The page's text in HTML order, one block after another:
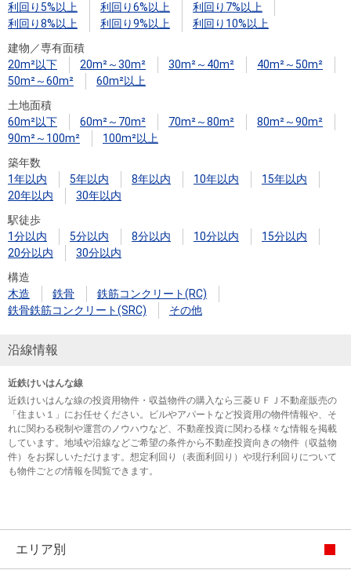
利回り5%以上
利回り6%以上
利回り7%以上
利回り8%以上
利回り9%以上
利回り10%以上
建物／専有面積
20m²以下
20m²～30m² 30m²～40m²
40m²～50m²
50m²～60m²
60m²以上
土地面積
60m²以下
60m²～70m² 70m²～80m²
80m²～90m²
90m²～100m²
100m²以上
築年数
1年以内
5年以内 8年以内 10年以内
15年以内
20年以内
30年以内
駅徒歩
1分以内
5分以内 8分以内 10分以内
15分以内
20分以内
30分以内
構造
木造
鉄骨
鉄筋コンクリート(RC)
鉄骨鉄筋コンクリート(SRC)
その他
沿線情報
近鉄けいはんな線
近鉄けいはんな線の投資用物件・収益物件の購入なら三菱ＵＦＪ不動産販売の
「住まい１」にお任せください。ビルやアパートなど投資用の物件情報や、そ
れに関わる税制や運営のノウハウなど、不動産投資に関わる様々な情報を掲載
しています。地域や沿線などご希望の条件から不動産投資向きの物件（収益物
件）をお探しいただけます。想定利回り（表面利回り）や現行利回りについて
も物件ごとの情報を閲覧できます。
エリア別